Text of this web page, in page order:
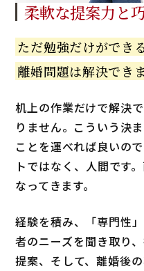
柔軟な提案力と
ただ勉強だけができ
離婚問題は解決でき
机上の作業だけで解決
りません。こういう決
ことを運べれば良いの
トではなく、人間です
なってきます。
経験を積み、「専門性
者のニーズを聞き取り
提案、そして、離婚後